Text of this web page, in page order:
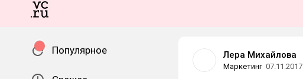
Популярное Лера Михайлова
Маркетинг 07.11.2017